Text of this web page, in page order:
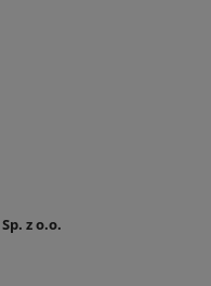
z o.o.